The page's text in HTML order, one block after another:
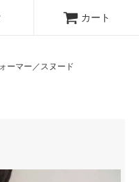
カート
ーマー／スヌード